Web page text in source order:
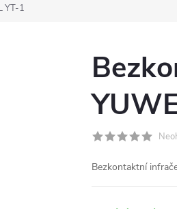
YT-1
Bezkontaktní